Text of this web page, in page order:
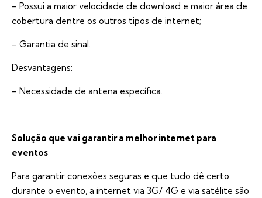
– Possui a maior velocidade de download e maior área de
cobertura dentre os outros tipos de internet;
– Garantia de sinal.
Desvantagens:
– Necessidade de antena específica.
Solução que vai garantir a melhor internet para
eventos
Para garantir conexões seguras e que tudo dê certo
durante o evento, a internet via 3G/ 4G e via satélite são